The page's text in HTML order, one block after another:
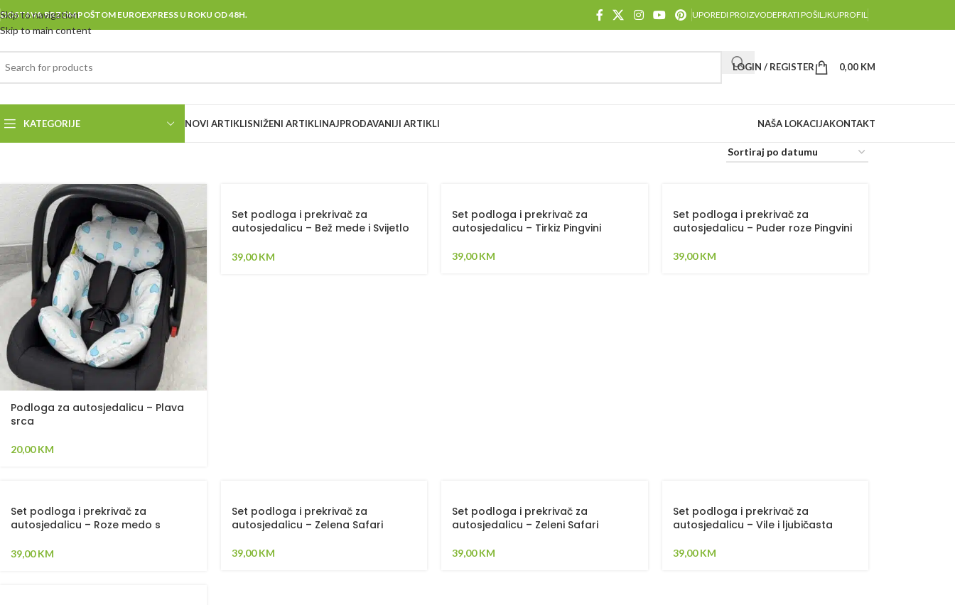
Skip to navigation
Skip to main content
DOSTAVA BRZOM POŠTOM EUROEXPRESS U ROKU OD 48H. UPOREDI PROIZVODEPRATI POŠILJKUPROFIL
LOGIN / REGISTER 0,00 KM
KATEGORIJE NOVI ARTIKLISNIŽENI ARTIKLINAJPRODAVANIJI ARTIKLI NAŠA LOKACIJAKONTAKT
Podloga za autosjedalicu – Plava
srca
20,00KM
Set podloga i prekrivač za
autosjedalicu – Bež mede i Svijetlo
39,00KM
Set podloga i prekrivač za
autosjedalicu – Tirkiz Pingvini
39,00KM
Set podloga i prekrivač za
autosjedalicu – Puder roze Pingvini
39,00KM
Set podloga i prekrivač za
autosjedalicu – Roze medo s
39,00KM
Set podloga i prekrivač za
autosjedalicu – Zelena Safari
39,00KM
Set podloga i prekrivač za
autosjedalicu – Zeleni Safari
39,00KM
Set podloga i prekrivač za
autosjedalicu – Vile i ljubičasta
39,00KM